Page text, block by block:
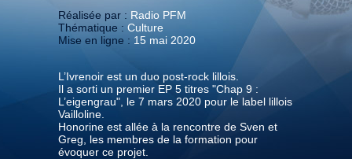
Réalisée par : Radio PFM
Thématique : Culture
Mise en ligne : 15 mai 2020
L’Ivrenoir est un duo post-rock lillois.
Il a sorti un premier EP 5 titres "Chap 9 :
L’eigengrau", le 7 mars 2020 pour le label lillois
Vailloline.
Honorine est allée à la rencontre de Sven et
Greg, les membres de la formation pour
évoquer ce projet.